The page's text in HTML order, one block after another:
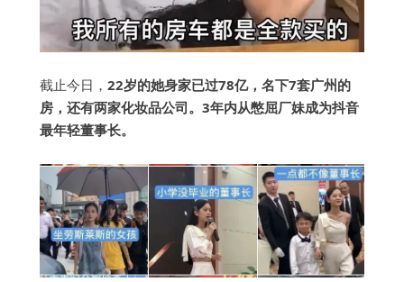
截止今日，22岁的她身家已过78亿，名下7套广州的
房，还有两家化妆品公司。3年内从憋屈厂妹成为抖音
最年轻董事长。